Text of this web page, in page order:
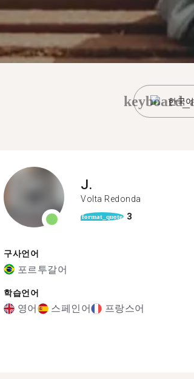
한국어
J.
Volta Redonda
format_quote 3
구사언어
포르투갈어
학습언어
영어 스페인어 프랑스어